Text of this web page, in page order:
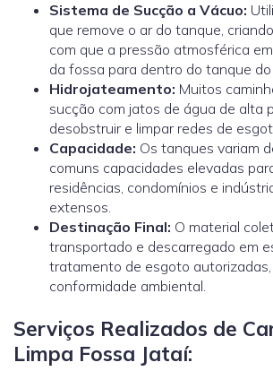
Sistema de Sucção a Vácuo:
que remove o ar do tanque,
com que a pressão atmosférica
da fossa para dentro do tanque do
Hidrojateamento: Muitos
sucção com jatos de água de alta
desobstruir e limpar redes de
Capacidade: Os tanques variam
comuns capacidades elevadas
residências, condomínios e
extensos.
Destinação Final: O material
transportado e descarregado em
tratamento de esgoto
conformidade ambiental.
Serviços Realizados de
Limpa Fossa Jataí: